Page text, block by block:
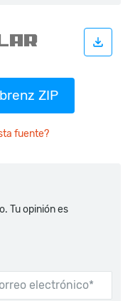
ZIP
fuente?
Tu opinión es